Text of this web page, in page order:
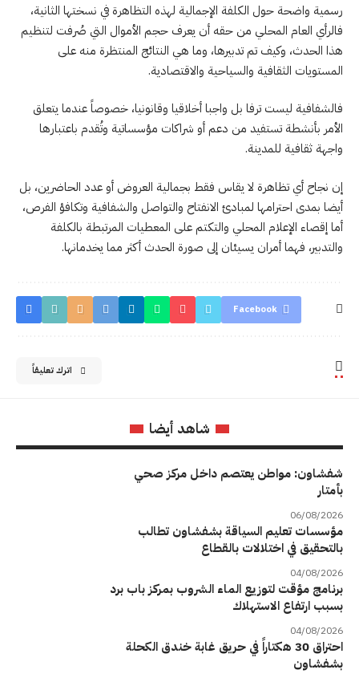
رسمية واضحة حول الكلفة الإجمالية لهذه التظاهرة في نسختها الثانية،
فالرأي العام المحلي من حقه أن يعرف حجم الأموال التي صُرفت لتنظيم
هذا الحدث، وكيف تم تدبيرها، وما هي النتائج المنتظرة منه على
المستويات الثقافية والسياحية والاقتصادية.
فالشفافية ليست ترفا بل واجبا أخلاقيا وقانونيا، خصوصاً عندما يتعلق
الأمر بأنشطة تستفيد من دعم أو شراكات مؤسساتية وتُقدم باعتبارها
واجهة ثقافية للمدينة.
إن نجاح أي تظاهرة لا يقاس فقط بجمالية العروض أو عدد الحاضرين، بل
أيضا بمدى احترامها لمبادئ الانفتاح والتواصل والشفافية وتكافؤ الفرص،
أما إقصاء الإعلام المحلي والتكتم على المعطيات المرتبطة بالكلفة
والتدبير، فهما أمران يسيئان إلى صورة الحدث أكثر مما يخدمانها.
Facebook
اترك تعليقاً
شاهد أيضا
شفشاون: مواطن يعتصم داخل مركز صحي
بأمتار
06/08/2026
مؤسسات تعليم السياقة بشفشاون تطالب
بالتحقيق في اختلالات بالقطاع
04/08/2026
برنامج مؤقت لتوزيع الماء الشروب بمركز باب برد
بسبب ارتفاع الاستهلاك
04/08/2026
احتراق 30 هكتاراً في حريق غابة خندق الكحلة
بشفشاون